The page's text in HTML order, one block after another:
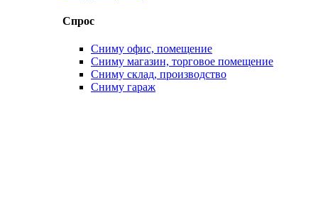
Спрос
Сниму офис, помещение
Сниму магазин, торговое помещение
Сниму склад, производство
Сниму гараж